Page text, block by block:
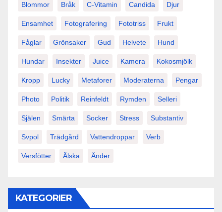
Blommor Bråk C-Vitamin Candida Djur
Ensamhet Fotografering Fototriss Frukt
Fåglar Grönsaker Gud Helvete Hund
Hundar Insekter Juice Kamera Kokosmjölk
Kropp Lucky Metaforer Moderaterna Pengar
Photo Politik Reinfeldt Rymden Selleri
Själen Smärta Socker Stress Substantiv
Svpol Trädgård Vattendroppar Verb
Versfötter Älska Änder
KATEGORIER